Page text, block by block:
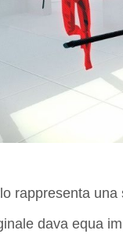
rappresenta
dava equa